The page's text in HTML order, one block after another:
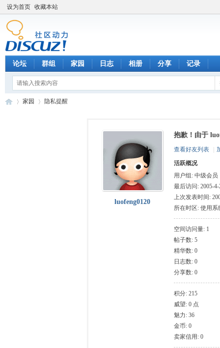
设为首页 收藏本站
论坛 群组 家园 日志 相册 分享 记录
家园 隐私提醒
luofeng0120
抱歉！由于
查看好友列表
活跃概况
用户组: 中级会员
最后访问: 2005-4-
上次发表时间:
所在时区: 使用系
空间访问量: 1
帖子数: 5
精华数: 0
日志数: 0
分享数: 0
积分: 215
威望: 0 点
魅力: 36
金币: 0
卖家信用: 0